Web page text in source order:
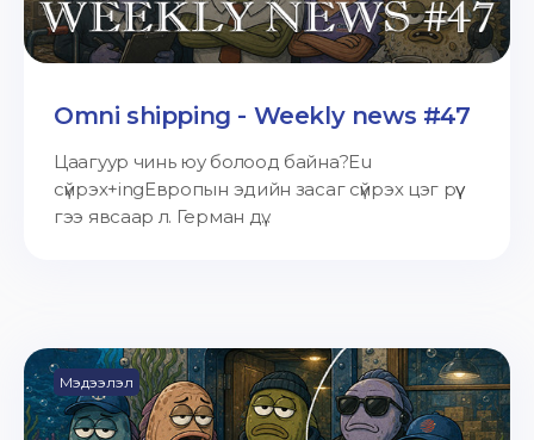
Omni shipping - Weekly news #47
Цаагуур чинь юу болоод байна?Eu
сүйрэх+ingЕвропын эдийн засаг сүйрэх цэг рүү
гээ явсаар л. Герман дү...
Мэдээлэл